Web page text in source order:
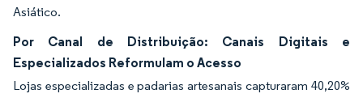
Asiático.
Por Canal de Distribuição: Canais Digitais e
Especializados Reformulam o Acesso
Lojas especializadas e padarias artesanais capturaram 40,20%